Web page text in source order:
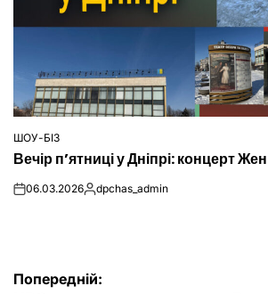
ОПУБЛІКУВАТИ
У
ШОУ-БІЗ
Вечір п’ятниці у Дніпрі: концерт
on06.03.2026Опубліковано
dpchas_admin
Попередній: